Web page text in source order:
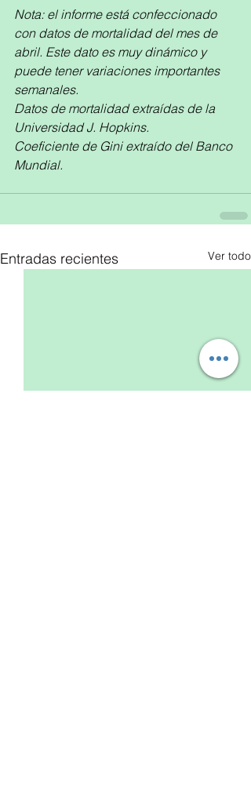
Nota: el informe está confeccionado
con datos de mortalidad del mes de
abril. Este dato es muy dinámico y
puede tener variaciones importantes
semanales.
Datos de mortalidad extraídas de la
Universidad J. Hopkins.
Coeficiente de Gini extraído del Banco
Mundial.
Entradas recientes Ver todo